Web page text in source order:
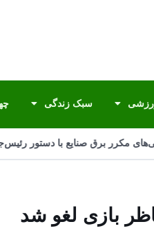
سبک زندگی
مکرر برق صنایع با دستور
بازی لغو شد